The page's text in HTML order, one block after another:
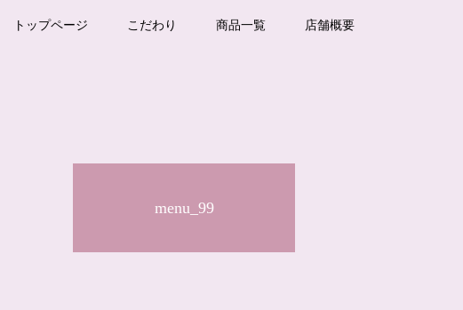
トップページ こだわり 商品一覧 店舗概要
menu_99